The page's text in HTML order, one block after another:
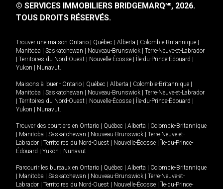
© SERVICES IMMOBILIERS BRIDGEMARQMD, 2026.
TOUS DROITS RÉSERVÉS.
Trouver une maison Ontario Québec Alberta Colombie-Britannique
Manitoba
Saskatchewan Nouveau-Brunswick
Terre-Neuve-et-Labrador
Territoires du Nord-Ouest Nouvelle-Écosse Île-du-Prince-Édouard
Yukon
Nunavut.
Maisons à louer - Ontario Québec Alberta Colombie-Britannique
Manitoba
Saskatchewan Nouveau-Brunswick
Terre-Neuve-et-Labrador
Territoires du Nord-Ouest Nouvelle-Écosse Île-du-Prince-Édouard
Yukon
Nunavut.
Trouver des courtiers en Ontario Québec Alberta
Colombie-Britannique
Manitoba Saskatchewan Nouveau-Brunswick
Terre-Neuve-et-
Labrador
Territoires du Nord-Ouest Nouvelle-Écosse
Île-du-Prince-
Édouard
Yukon Nunavut
Parcourir les bureaux en Ontario Québec Alberta
Colombie-Britannique
Manitoba Saskatchewan Nouveau-Brunswick
Terre-Neuve-et-
Labrador
Territoires du Nord-Ouest Nouvelle-Écosse
Île-du-Prince-